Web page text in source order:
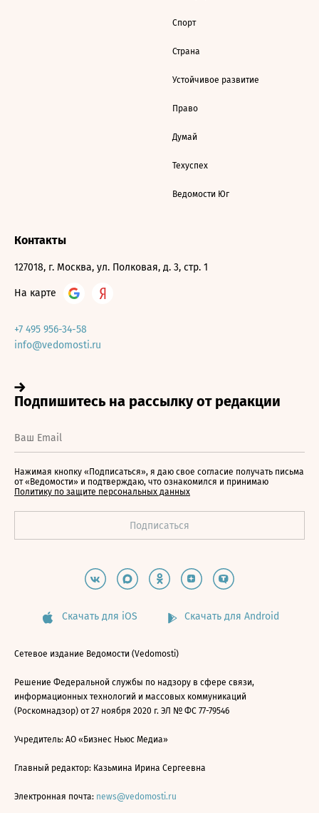
Спорт
Страна
Устойчивое развитие
Право
Думай
Техуспех
Ведомости Юг
Контакты
127018, г. Москва, ул. Полковая, д. 3, стр. 1
На карте
+7 495 956-34-58
info@vedomosti.ru
Нажимая кнопку «Подписаться», я даю свое согласие получать письма
от «Ведомости» и подтверждаю, что ознакомился и принимаю
Политику по защите персональных данных
Скачать для iOS Скачать для Android
Сетевое издание Ведомости (Vedomosti)
Решение Федеральной службы по надзору в сфере связи,
информационных технологий и массовых коммуникаций
(Роскомнадзор) от 27 ноября 2020 г. ЭЛ № ФС 77-79546
Учредитель: АО «Бизнес Ньюс Медиа»
Главный редактор: Казьмина Ирина Сергеевна
Электронная почта: news@vedomosti.ru